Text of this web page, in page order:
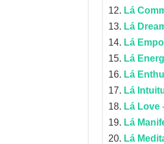
Lá
Lá
Lá
Lá
Lá
Lá
Lá Love
Lá
Lá